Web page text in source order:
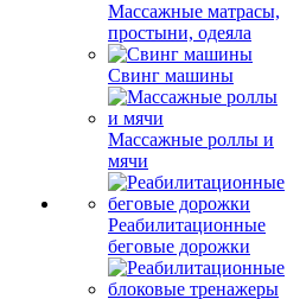
Массажные матрасы,
простыни, одеяла
Свинг машины
Массажные роллы и
мячи
Реабилитационные
беговые дорожки